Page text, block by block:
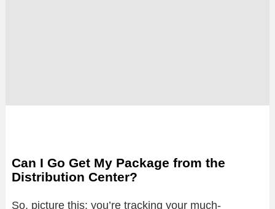
Can I Go Get My Package from the
Distribution Center?
So, picture this: you’re tracking your much-